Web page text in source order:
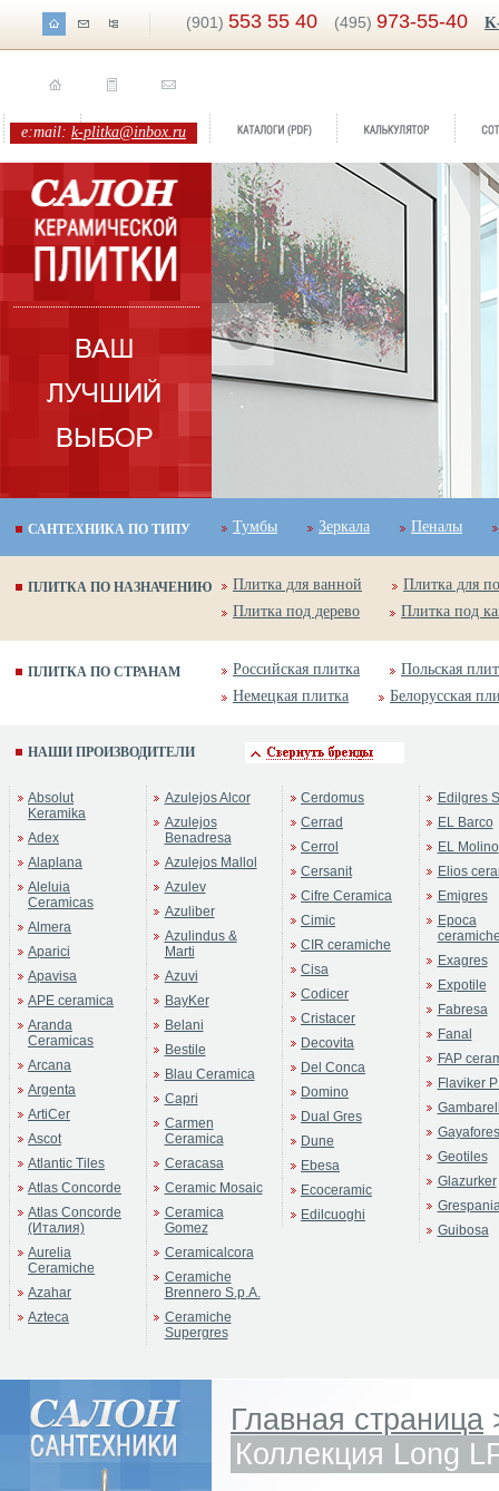
(901) 553 55 40 (495) 973-55-40
e:mail: k-plitka@inbox.ru
Бренд:
САНТЕХНИКА ПО ТИПУ Тумбы Зеркала Пеналы
ПЛИТКА ПО НАЗНАЧЕНИЮ Плитка для ванной
Плитка для
Плитка под дерево
Плитка под
ПЛИТКА ПО СТРАНАМ Российская плитка
Польская
Немецкая плитка
Белорусская
НАШИ ПРОИЗВОДИТЕЛИ
Absolut
Keramika
Adex
Alaplana
Aleluia
Ceramicas
Almera
Aparici
Apavisa
APE ceramica
Aranda
Ceramicas
Arcana
Argenta
ArtiCer
Ascot
Atlantic Tiles
Atlas Concorde
Atlas Concorde
(Италия)
Aurelia
Ceramiche
Azahar
Azteca
Azulejos Alcor
Azulejos
Benadresa
Azulejos Mallol
Azulev
Azuliber
Azulindus &
Marti
Azuvi
BayKer
Belani
Bestile
Blau Ceramica
Capri
Carmen
Ceramica
Ceracasa
Ceramic Mosaic
Ceramica
Gomez
Ceramicalcora
Ceramiche
Brennero S.p.A.
Ceramiche
Supergres
Cerdomus
Cerrad
Cerrol
Cersanit
Cifre Ceramica
Cimic
CIR ceramiche
Cisa
Codicer
Cristacer
Decovita
Del Conca
Domino
Dual Gres
Dune
Ebesa
Ecoceramic
Edilcuoghi
Edilgres
EL Barco
EL Molino
Elios
Emigres
Epoca
Exagres
Expotile
Fabresa
Fanal
FAP
Flaviker
Gayafores
Geotiles
Glazurker
Guibosa
Главная страница
Коллекция Long